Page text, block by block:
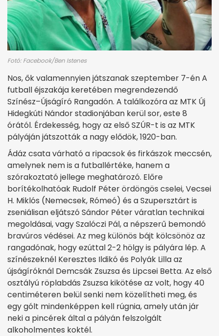
Fotó: Facebook/Ben Istenes
Nos, ők valamennyien játszanak szeptember 7-én A
futball éjszakája keretében megrendezendő
Színész–Újságíró Rangadón. A találkozóra az MTK Új
Hidegkúti Nándor stadionjában kerül sor, este 8
órától. Érdekesség, hogy az első SZÚR-t is az MTK
pályáján játszották a nagy elődök, 1920-ban.
Ádáz csata várható a ripacsok és firkászok meccsén,
amelynek nem is a futballértéke, hanem a
szórakoztató jellege meghatározó. Előre
borítékolhatóak Rudolf Péter ördöngös cselei, Vecsei
H. Miklós (Nemecsek, Rómeó) és a Szupersztárt is
zseniálisan eljátszó Sándor Péter váratlan technikai
megoldásai, vagy Szalóczi Pál, a népszerű bemondó
bravúros védései. Az meg különös bájt kölcsönöz az
rangadónak, hogy ezúttal 2-2 hölgy is pályára lép. A
színészeknél Keresztes Ildikó és Polyák Lilla az
újságíróknál Demcsák Zsuzsa és Lipcsei Betta. Az első
osztályú röplabdás Zsuzsa kikötése az volt, hogy 40
centiméteren belül senki nem közelítheti meg, és
egy gólt mindenképpen kell rúgnia, amely után jár
neki a pincérek által a pályán felszolgált
alkoholmentes koktél.